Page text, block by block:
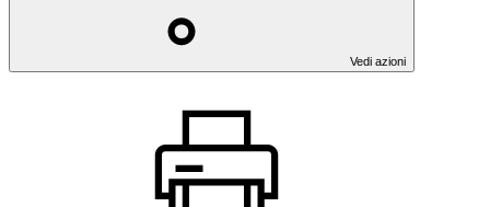
Vedi azioni